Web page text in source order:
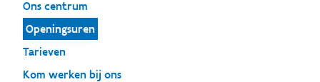
Ons centrum
Openingsuren
Tarieven
Kom werken bij ons